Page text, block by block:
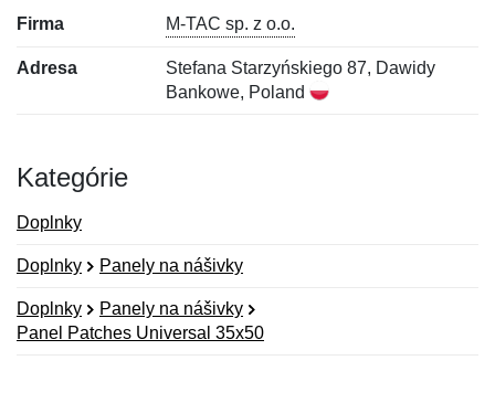
Firma M-TAC sp. z o.o.
Adresa
Stefana Starzyńskiego 87, Dawidy
Bankowe, Poland
Kategórie
Doplnky
Doplnky Panely na nášivky
Doplnky
Panely na nášivky
Panel Patches Universal 35x50